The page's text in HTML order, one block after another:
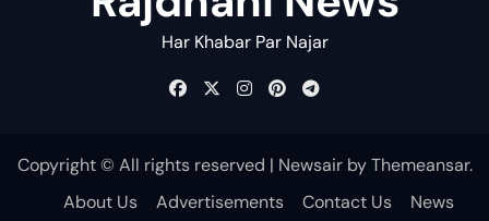
Har Khabar Par Najar
Copyright © All rights reserved | NewsairbyThemeansar.
About Us
Advertisements Contact Us News